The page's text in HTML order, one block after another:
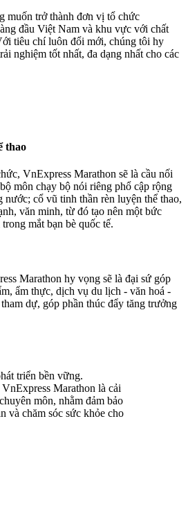
muốn trở thành đơn vị tổ chức
đầu Việt Nam và khu vực với chất
tiêu chí luôn đổi mới, chúng tôi hy
nghiệm tốt nhất, đa dạng nhất cho các
thao
VnExpress Marathon sẽ là cầu nối
môn chạy bộ nói riêng phổ cập rộng
cổ vũ tinh thần rèn luyện thể thao,
văn minh, từ đó tạo nên một bức
mắt bạn bè quốc tế.
Marathon hy vọng sẽ là đại sứ góp
ẩm thực, dịch vụ du lịch - văn hoá -
dự, góp phần thúc đẩy tăng trưởng
triển bền vững.
Marathon là cải
môn, nhằm đảm bảo
và chăm sóc sức khỏe cho